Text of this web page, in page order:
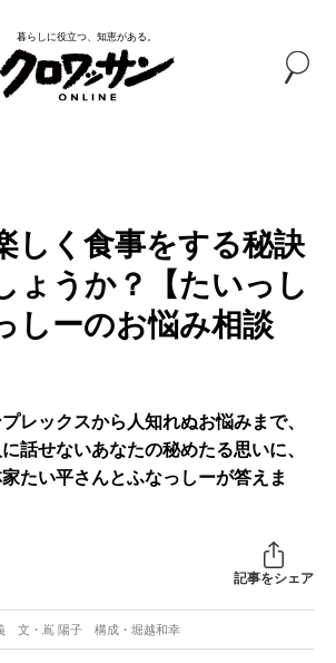
暮らしに役立つ、知恵がある。
しく食事をする秘訣
ょうか？【たいっし
しーのお悩み相談
レックスから人知れぬお悩みまで、
話せないあなたの秘めたる思いに、
たい平さんとふなっしーが答えま
記事をシェア
文・嶌 陽子 構成・堀越和幸